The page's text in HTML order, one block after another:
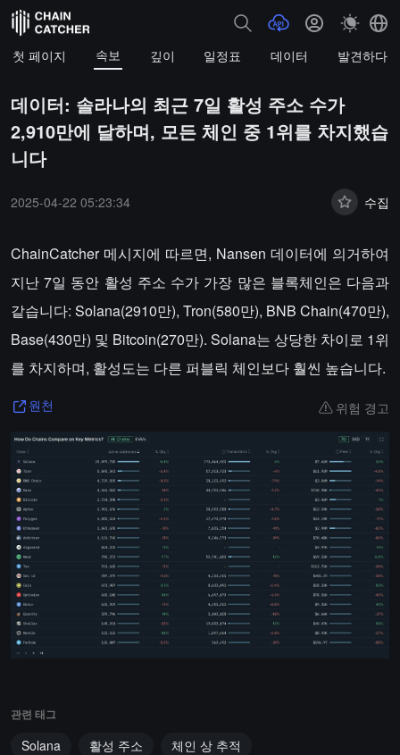
첫 페이지 속보 깊이 일정표 데이터 발견하다
데이터: 솔라나의 최근 7일 활성 주소 수가
2,910만에 달하며, 모든 체인 중 1위를 차지했습
니다
2025-04-22 05:23:34 수집
ChainCatcher 메시지에 따르면, Nansen 데이터에 의거하여
지난 7일 동안 활성 주소 수가 가장 많은 블록체인은 다음과
같습니다: Solana(2910만), Tron(580만), BNB Chain(470만),
Base(430만) 및 Bitcoin(270만). Solana는 상당한 차이로 1위
를 차지하며, 활성도는 다른 퍼블릭 체인보다 훨씬 높습니다.
원천 위험 경고
관련 태그
Solana 활성 주소 체인 상 추적